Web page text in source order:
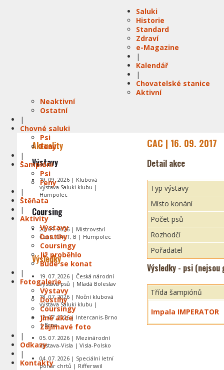
Saluki
Historie
Standard
Zdraví
e-Magazine
|
Kalendář
|
Chovatelské stanice
Aktivní
Neaktivní
Ostatní
|
Chovné saluki
Psi
Feny
|
Šampióni
Psi
Feny
|
Štěňata
|
Aktivity
Výstavy
Dostihy
Coursingy
Již proběhlo
Bude se konat
|
Fotogalerie
Výstavy
Dostihy
Coursingy
Jiné akce
Zajímavé foto
|
Odkazy
|
Kontakty
CAC | 16. 09. 2017
Detail akce
Typ výstavy
Místo konání
Počet psů
Rozhodčí
Pořadatel
Výsledky - psi
Třída šampiónů
Impala IMPERATOR
Aktuality
Výstavy
19. 09. 2026 | Klubová
výstava Saluki klubu |
Humpolec
Coursing
20. 09. 2026 | Mistrovství
Čech, CACT, B | Humpolec
Výsledky
19. 07. 2026 | Česká národní
výstava psů | Mladá Boleslav
18. 07. 2026 | Noční klubová
výstava Saluki klubu |
12. 07. 2026 | Intercanis-Brno
| Brno
05. 07. 2026 | Mezinárodní
výstava-Visla | Visla-Polsko
04. 07. 2026 | Speciální letní
pohár chrtů | Rifferswil